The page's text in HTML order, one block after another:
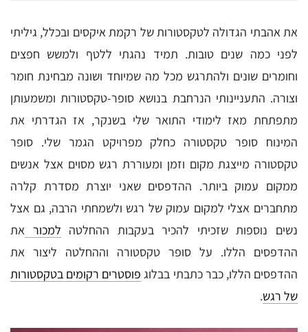
את אהבתי הגדולה לטקסטורות של רקמת איקסים ובכלל, גיליתי
לפני כמה שנים טובות. תמיד נהגתי ללטף ולמשש חפצים
וחומרים שונים ולהתרגש מכל מה שמיוחד ושונה מבחינת חומר
וצורה. התעניינותי הנרחבת בנושא סופר-טקסטורות ומשמעותן
מתפתחת מאז לימודי התואר שלי בשנקר, אז הגדרתי את
המינוח סופר טקסטורה כחלק מפרויקט הגמר שלי. סופר
טקסטורה מייצגת מקום וזמן ומעוררת רגש מסוים אצל אנשים
ממקום עמוק ביותר. ההדפסים שאני יוצרת מסדרת קלרה
מתחברים אצלי למקום עמוק של רגש ולשמחתי הרבה, גם אצל
נשים נוספות שזכיתי להכיר בעקבות ההחלטה למכור את
ההדפסים הללו. על סופר טקסטורה וההחלטה ליצור את
ההדפסים הללו, כבר כתבתי בבלוג פוסטרים רקומים בטקסטורות
של רגש.